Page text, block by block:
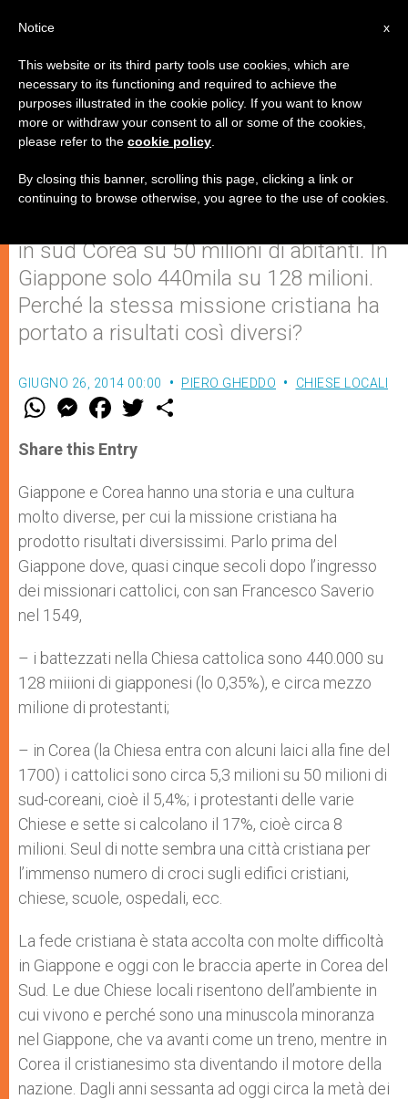
Perché i coreani si convertono a
Cristo?
in sud Corea su 50 milioni di abitanti. In
Giappone solo 440mila su 128 milioni.
Perché la stessa missione cristiana ha
portato a risultati così diversi?
GIUGNO 26, 2014 00:00 PIERO GHEDDO CHIESE LOCALI
W
t
s
p
p
M
e
s
e
g
e
r
F
a
e
b
o
k
w
r
Share this Entry
Giappone e Corea hanno una storia e una cultura
molto diverse, per cui la missione cristiana ha
prodotto risultati diversissimi. Parlo prima del
Giappone dove, quasi cinque secoli dopo l’ingresso
dei missionari cattolici, con san Francesco Saverio
nel 1549,
– i battezzati nella Chiesa cattolica sono 440.000 su
128 miiioni di giapponesi (lo 0,35%), e circa mezzo
milione di protestanti;
– in Corea (la Chiesa entra con alcuni laici alla fine del
1700) i cattolici sono circa 5,3 milioni su 50 milioni di
sud-coreani, cioè il 5,4%; i protestanti delle varie
Chiese e sette si calcolano il 17%, cioè circa 8
milioni. Seul di notte sembra una città cristiana per
l’immenso numero di croci sugli edifici cristiani,
chiese, scuole, ospedali, ecc.
La fede cristiana è stata accolta con molte difficoltà
in Giappone e oggi con le braccia aperte in Corea del
Sud. Le due Chiese locali risentono dell’ambiente in
cui vivono e perché sono una minuscola minoranza
nel Giappone, che va avanti come un treno, mentre in
Corea il cristianesimo sta diventando il motore della
nazione. Dagli anni sessanta ad oggi circa la metà dei
x
Notice
This website or its third party tools use cookies, which are
necessary to its functioning and required to achieve the
purposes illustrated in the cookie policy. If you want to know
more or withdraw your consent to all or some of the cookies,
please refer to the cookie policy
By closing this banner, scrolling this page, clicking a link or
continuing to browse otherwise, you agree to the use of cookies.